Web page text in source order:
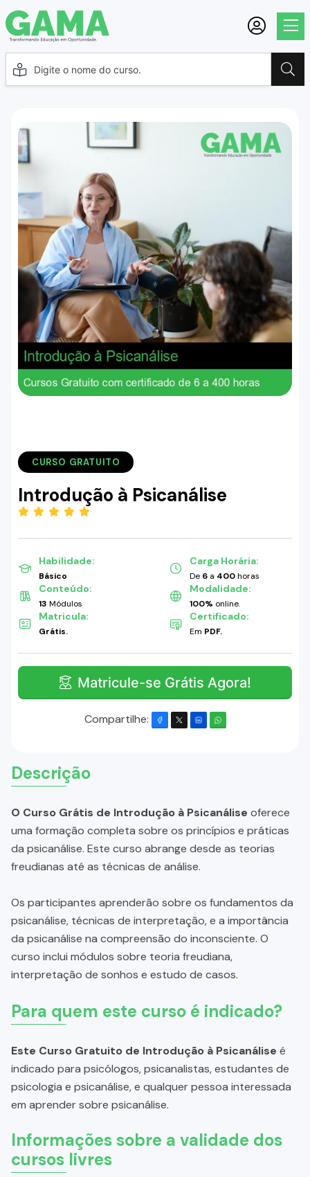
CURSO GRATUITO
Introdução à Psicanálise
Habilidade:
Básico
Carga Horária:
De 6 a 400horas
Conteúdo:
13 Módulos
Modalidade:
100% online.
Matricula:
Grátis.
Certificado:
Em PDF.
Matricule-se Grátis Agora!
Compartilhe:
Descrição
O Curso Grátis de Introdução à Psicanálise oferece
uma formação completa sobre os princípios e práticas
da psicanálise. Este curso abrange desde as teorias
freudianas até as técnicas de análise.
Os participantes aprenderão sobre os fundamentos da
psicanálise, técnicas de interpretação, e a importância
da psicanálise na compreensão do inconsciente. O
curso inclui módulos sobre teoria freudiana,
interpretação de sonhos e estudo de casos.
Para quem este curso é indicado?
Este Curso Gratuito de Introdução à Psicanálise é
indicado para psicólogos, psicanalistas, estudantes de
psicologia e psicanálise, e qualquer pessoa interessada
em aprender sobre psicanálise.
Informações sobre a validade dos
cursos livres